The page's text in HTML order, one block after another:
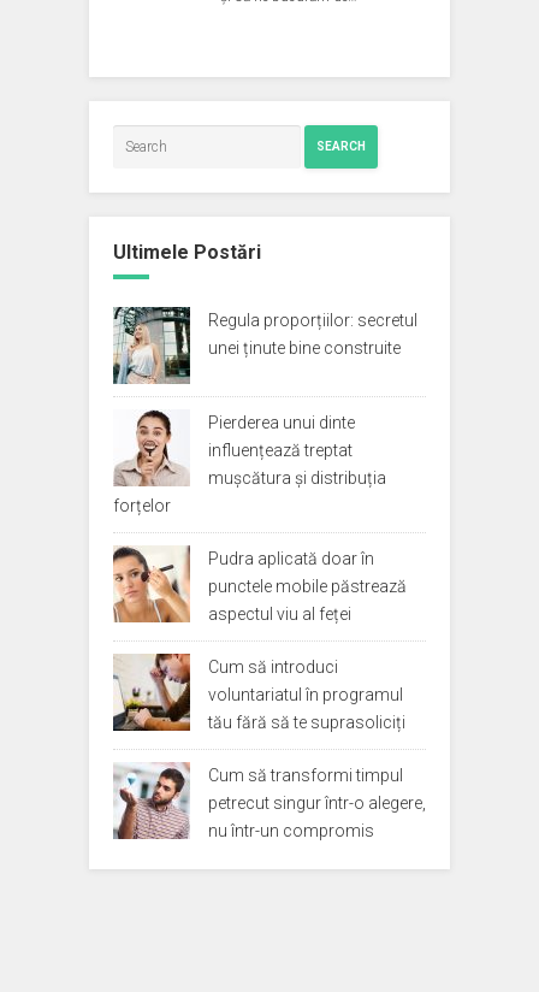
SEARCH
Ultimele Postări
Regula proporțiilor: secretul
unei ținute bine construite
Pierderea unui dinte
influențează treptat
mușcătura și distribuția
forțelor
Pudra aplicată doar în
punctele mobile păstrează
aspectul viu al feței
Cum să introduci
voluntariatul în programul
tău fără să te suprasoliciți
Cum să transformi timpul
petrecut singur într-o alegere,
nu într-un compromis